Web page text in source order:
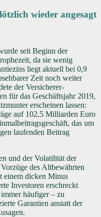
wieder angesagt
seit Beginn der
da sie wenig
liegt aktuell bei 0,9
Zeit noch weiter
der Versicherer-
für das Geschäftsjahr 2019,
erscheinen lassen:
auf 102,5 Milliarden Euro
das um
laufenden Beitrag
und der Volatilität der
des Altbewährten
einem dicken Minus
Investoren erschreckt
häufiger – zu
Garantien anstatt der